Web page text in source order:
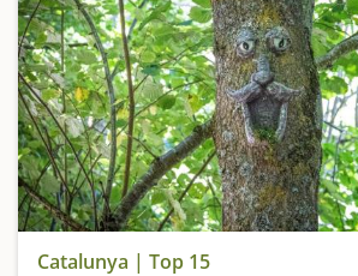
Catalunya | Top 15